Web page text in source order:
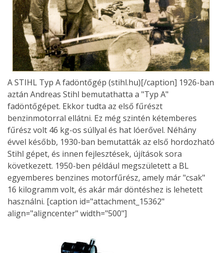
A STIHL Typ A fadöntőgép (stihl.hu)[/caption] 1926-ban
aztán Andreas Stihl bemutathatta a "Typ A"
fadöntőgépet. Ekkor tudta az első fűrészt
benzinmotorral ellátni. Ez még szintén kétemberes
fűrész volt 46 kg-os súllyal és hat lóerővel. Néhány
évvel később, 1930-ban bemutatták az első hordozható
Stihl gépet, és innen fejlesztések, újítások sora
következett. 1950-ben például megszületett a BL
egyemberes benzines motorfűrész, amely már "csak"
16 kilogramm volt, és akár már döntéshez is lehetett
használni. [caption id="attachment_15362"
align="aligncenter" width="500"]